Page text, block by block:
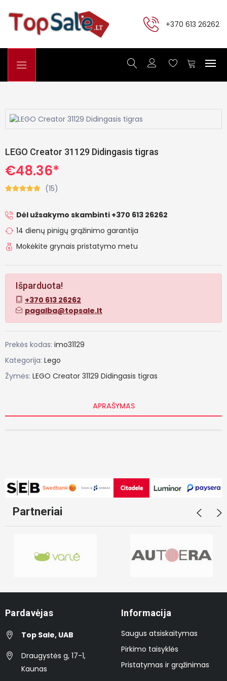
+370 613 26262
LEGO Creator 31129 Didingasis tigras
€48.36*
(15)
Dėl užsakymo skambinti +370 613 26262
14 dienų pinigų grąžinimo garantija
Mokėkite grynais pristatymo metu
Išparduota!
+370 613 26262
pagalba@topsale.lt
Prekės kodas: imo31129
Kategorija: Lego
Žymės: LEGO Creator 31129 Didingasis tigras
APRAŠYMAS
Partneriai
Pardavėjas
Top Sale, UAB
Draugystės g, 17-1,
Kaunas
Informacija
Saugus atsiskaitymas
Pirkimo taisyklės
Pristatymas ir grąžinimas